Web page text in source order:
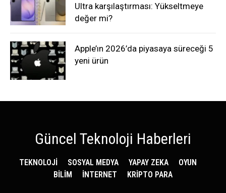
Ultra karşılaştırması: Yükseltmeye
değer mi?
Apple’ın 2026’da piyasaya süreceği 5
yeni ürün
Güncel Teknoloji Haberleri
TEKNOLOJİ SOSYAL MEDYA YAPAY ZEKA
OYUN
BİLİM
İNTERNET KRİPTO PARA